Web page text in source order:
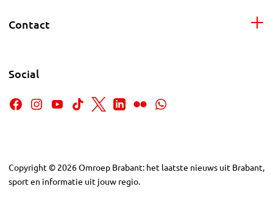
Contact
Social
Copyright © 2026Omroep Brabant: het laatste nieuws uit Brabant,
sport en informatie uit jouw regio.